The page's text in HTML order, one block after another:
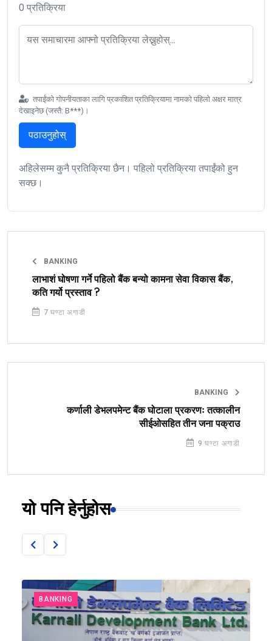
0 प्रतिक्रिया
तपाईंको गोपनीयताका लागि प्रकाशित प्रतिक्रियामा नामको पहिलो अक्षर मात्र
देखाइनेछ (जस्तै: B***)।
पठाउनुहोस्
अहिलेसम्म कुनै प्रतिक्रिया छैन। पहिलो प्रतिक्रिया तपाईंको हुन
सक्छ।
BANKING
लाभाशं घोषणा गर्ने पहिलो बैंक बन्यो कामना सेवा विकास बैंक,
कति गर्यो प्रस्ताव ?
7 घण्टा अगाडी
BANKING
कर्णाली डेभलपमेन्ट बैंक घोटाला प्रकरणः तत्कालीन
सीईओसहित तीन जना पक्राउ
9 घण्टा अगाडी
यो पनि हेर्नुहोस
BANKING